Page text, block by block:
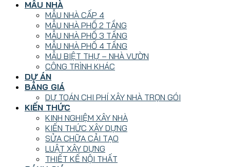
MẪU NHÀ
MẪU NHÀ CẤP 4
MẪU NHÀ PHỐ 2 TẦNG
MẪU NHÀ PHỐ 3 TẦNG
MẪU NHÀ PHỐ 4 TẦNG
MẪU BIỆT THỰ – NHÀ VƯỜN
CÔNG TRÌNH KHÁC
DỰ ÁN
BẢNG GIÁ
DỰ TOÁN CHI PHÍ XÂY NHÀ TRỌN GÓI
KIẾN THỨC
KINH NGHIỆM XÂY NHÀ
KIẾN THỨC XÂY DỰNG
SỬA CHỮA CẢI TẠO
LUẬT XÂY DỰNG
THIẾT KẾ NỘI THẤT